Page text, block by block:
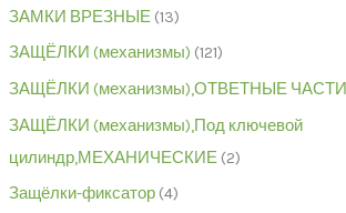
ЗАМКИ ВРЕЗНЫЕ 13
ЗАЩЁЛКИ (механизмы) 121
ЗАЩЁЛКИ (механизмы),ОТВЕТНЫЕ ЧАСТИ
ЗАЩЁЛКИ (механизмы),Под ключевой
цилиндр,МЕХАНИЧЕСКИЕ 2
Защёлки-фиксатор 4